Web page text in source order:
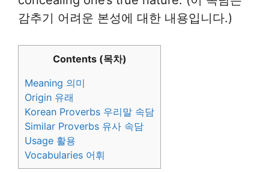
감추기 어려운 본성에 대한 내용입니다.)
Contents (목차)
Meaning 의미
Origin 유래
Korean Proverbs 우리말 속담
Similar Proverbs 유사 속담
Usage 활용
Vocabularies 어휘